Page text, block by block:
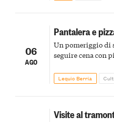
06
AGO
Pantalera e
Un pomeriggio di
seguire cena con
Lequio Berria
Visite al